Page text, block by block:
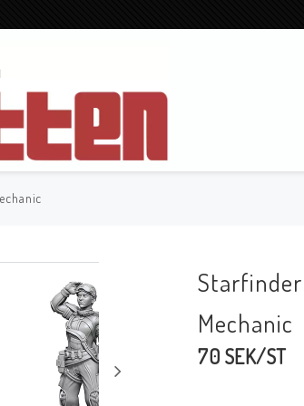
Starfinder
Mechanic
70 SEK/ST